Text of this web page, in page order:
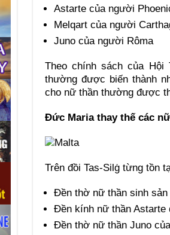
Astarte của người
Melqart của người
Juno của người Rôma
Theo chính sách của Hội
thường được biến thành
cho nữ thần thường được
Đức Maria thay thế các
Trên đồi Tas-Silġ từng tồn
Đền thờ nữ thần sinh
Đền kính nữ thần Astarte
Đền thờ nữ thần Juno